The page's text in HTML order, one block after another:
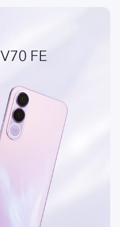
V70 FE